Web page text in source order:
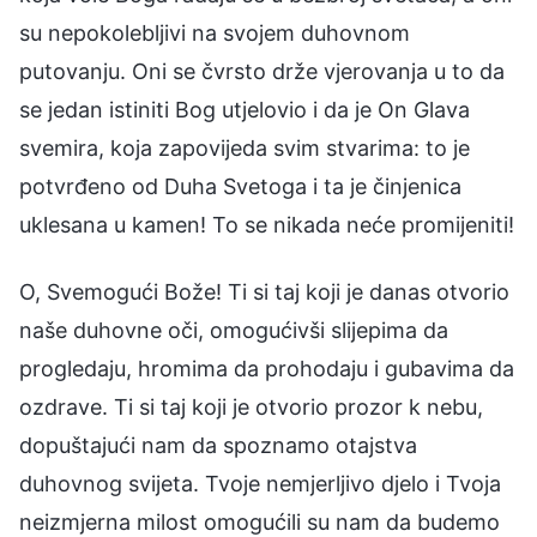
su nepokolebljivi na svojem duhovnom
putovanju. Oni se čvrsto drže vjerovanja u to da
se jedan istiniti Bog utjelovio i da je On Glava
svemira, koja zapovijeda svim stvarima: to je
potvrđeno od Duha Svetoga i ta je činjenica
uklesana u kamen! To se nikada neće promijeniti!
O, Svemogući Bože! Ti si taj koji je danas otvorio
naše duhovne oči, omogućivši slijepima da
progledaju, hromima da prohodaju i gubavima da
ozdrave. Ti si taj koji je otvorio prozor k nebu,
dopuštajući nam da spoznamo otajstva
duhovnog svijeta. Tvoje nemjerljivo djelo i Tvoja
neizmjerna milost omogućili su nam da budemo